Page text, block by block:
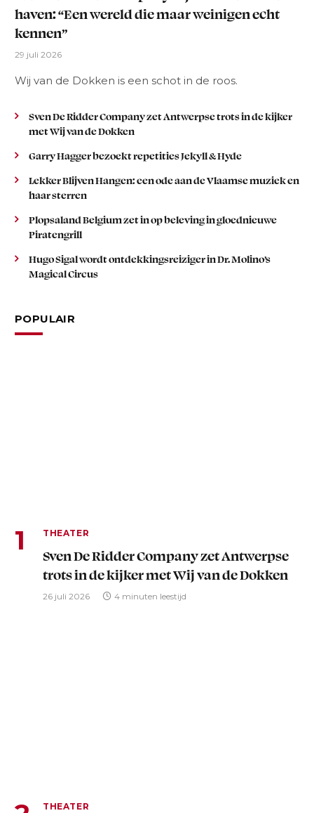
haven: “Een wereld die maar weinigen echt
kennen”
29 juli 2026
Wij van de Dokken is een schot in de roos.
Sven De Ridder Company zet Antwerpse trots in de kijker
met Wij van de Dokken
Garry Hagger bezoekt repetities Jekyll & Hyde
Lekker Blijven Hangen: een ode aan de Vlaamse muziek en
haar sterren
Plopsaland Belgium zet in op beleving in gloednieuwe
Piratengrill
Hugo Sigal wordt ontdekkingsreiziger in Dr. Molino’s
Magical Circus
POPULAIR
THEATER
Sven De Ridder Company zet Antwerpse
trots in de kijker met Wij van de Dokken
26 juli 2026 4 minuten leestijd
THEATER